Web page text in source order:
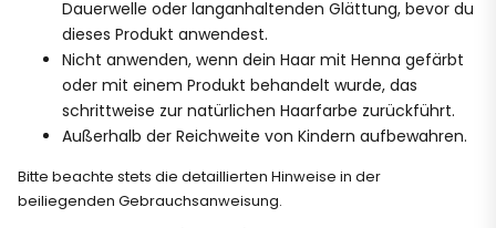
Dauerwelle oder langanhaltenden Glättung, bevor du
dieses Produkt anwendest.
Nicht anwenden, wenn dein Haar mit Henna gefärbt
oder mit einem Produkt behandelt wurde, das
schrittweise zur natürlichen Haarfarbe zurückführt.
Außerhalb der Reichweite von Kindern aufbewahren.
Bitte beachte stets die detaillierten Hinweise in der
beiliegenden Gebrauchsanweisung.